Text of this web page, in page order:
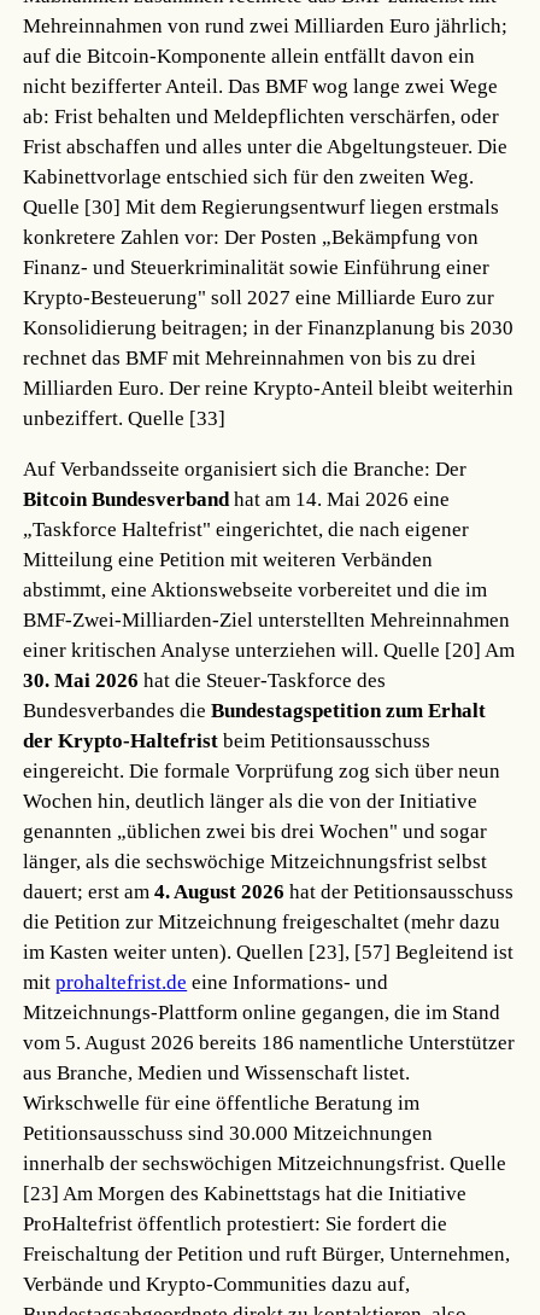
Mehreinnahmen von rund zwei Milliarden Euro jährlich;
auf die Bitcoin-Komponente allein entfällt davon ein
nicht bezifferter Anteil. Das BMF wog lange zwei Wege
ab: Frist behalten und Meldepflichten verschärfen, oder
Frist abschaffen und alles unter die Abgeltungsteuer. Die
Kabinettvorlage entschied sich für den zweiten Weg.
Quelle [30] Mit dem Regierungsentwurf liegen erstmals
konkretere Zahlen vor: Der Posten „Bekämpfung von
Finanz- und Steuerkriminalität sowie Einführung einer
Krypto-Besteuerung" soll 2027 eine Milliarde Euro zur
Konsolidierung beitragen; in der Finanzplanung bis 2030
rechnet das BMF mit Mehreinnahmen von bis zu drei
Milliarden Euro. Der reine Krypto-Anteil bleibt weiterhin
unbeziffert.Quelle [33]
Auf Verbandsseite organisiert sich die Branche: Der
Bitcoin Bundesverbandhat am 14. Mai 2026 eine
„Taskforce Haltefrist" eingerichtet, die nach eigener
Mitteilung eine Petition mit weiteren Verbänden
abstimmt, eine Aktionswebseite vorbereitet und die im
BMF-Zwei-Milliarden-Ziel unterstellten Mehreinnahmen
einer kritischen Analyse unterziehen will.Quelle [20] Am
30. Mai 2026 hat die Steuer-Taskforce des
Bundesverbandes dieBundestagspetition zum Erhalt
der Krypto-Haltefrist beim Petitionsausschuss
eingereicht. Die formale Vorprüfung zog sich über neun
Wochen hin, deutlich länger als die von der Initiative
genannten „üblichen zwei bis drei Wochen" und sogar
länger, als die sechswöchige Mitzeichnungsfrist selbst
dauert; erst am4. August 2026 hat der Petitionsausschuss
die Petition zur Mitzeichnung freigeschaltet (mehr dazu
im Kasten weiter unten).Quellen [23], [57] Begleitend ist
mitprohaltefrist.de eine Informations- und
Mitzeichnungs-Plattform online gegangen, die im Stand
vom 5. August 2026 bereits 186 namentliche Unterstützer
aus Branche, Medien und Wissenschaft listet.
Wirkschwelle für eine öffentliche Beratung im
Petitionsausschuss sind 30.000 Mitzeichnungen
innerhalb der sechswöchigen Mitzeichnungsfrist.Quelle
[23] Am Morgen des Kabinettstags hat die Initiative
ProHaltefrist öffentlich protestiert: Sie fordert die
Freischaltung der Petition und ruft Bürger, Unternehmen,
Verbände und Krypto-Communities dazu auf,